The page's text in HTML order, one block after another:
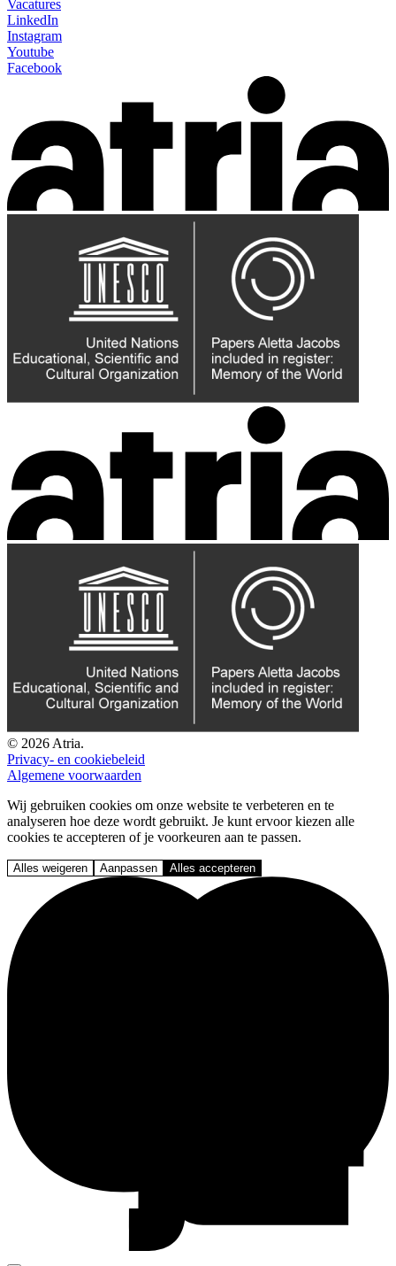
Vacatures
LinkedIn
Instagram
Youtube
Facebook
© 2026 Atria.
Privacy- en cookiebeleid
Algemene voorwaarden
Wij gebruiken cookies om onze website te verbeteren en te
analyseren hoe deze wordt gebruikt. Je kunt ervoor kiezen alle
cookies te accepteren of je voorkeuren aan te passen.
Alles weigeren Aanpassen Alles accepteren